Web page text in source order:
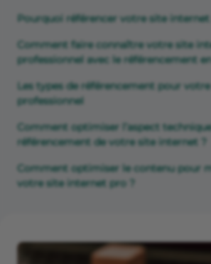
Pourquoi référencer votre site
Comment faire connaître votre site
professionnel avec le référencement
Les types de référencement pour
professionnel
Comment optimiser l’aspect
référencement de votre site internet ?
Comment optimiser le contenu pour
votre site internet pro ?